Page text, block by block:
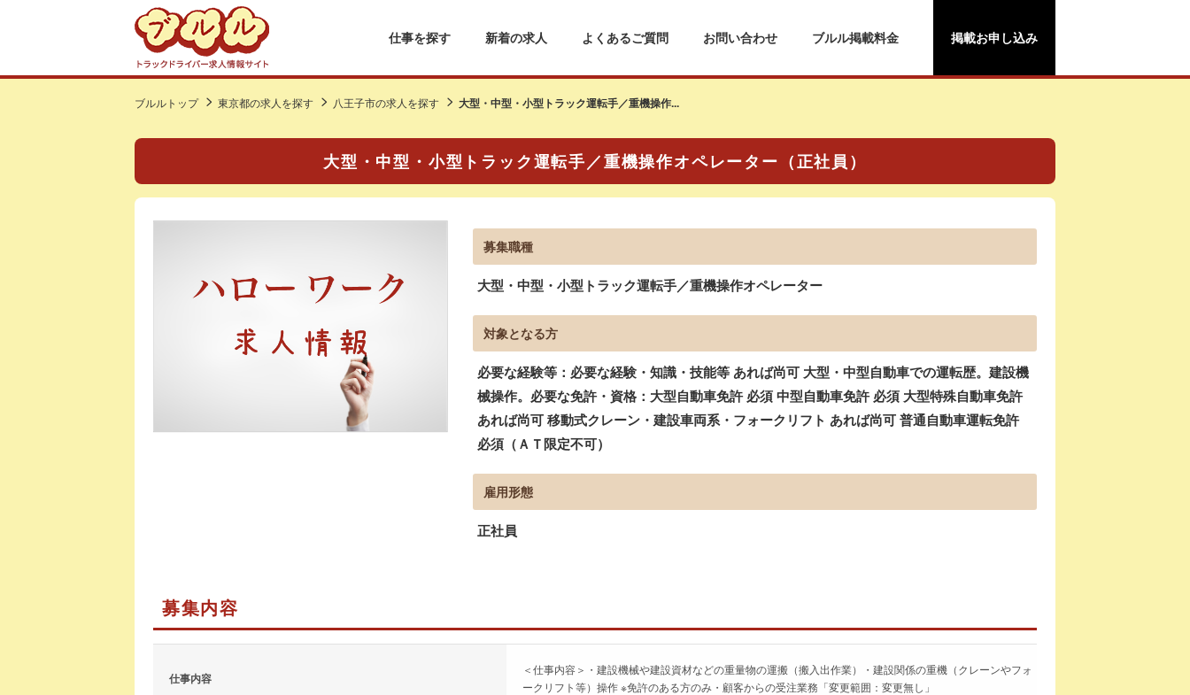
仕事を探す 新着の求人 よくあるご質問 お問い合わせ ブルル掲載料金 掲載お申し込み
ブルルトップ 東京都の求人を探す 八王子市の求人を探す 大型・中型・小型トラック運転手／重機操作...
大型・中型・小型トラック運転手／重機操作オペレーター（正社員）
募集職種
大型・中型・小型トラック運転手／重機操作オペレーター
対象となる方
必要な経験等：必要な経験・知識・技能等 あれば尚可 大型・中型自動車での運転歴。建設機
械操作。必要な免許・資格：大型自動車免許 必須 中型自動車免許 必須 大型特殊自動車免許
あれば尚可 移動式クレーン・建設車両系・フォークリフト あれば尚可 普通自動車運転免許
必須（ＡＴ限定不可）
雇用形態
正社員
募集内容
仕事内容
＜仕事内容＞・建設機械や建設資材などの重量物の運搬（搬入出作業）・建設関係の重機（クレーンやフォ
ークリフト等）操作 ※免許のある方のみ・顧客からの受注業務「変更範囲：変更無し」